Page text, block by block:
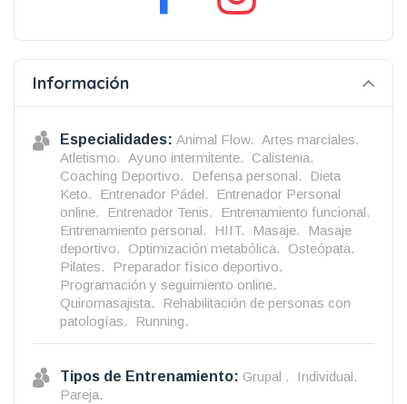
Información
Especialidades: Animal Flow. Artes marciales.
Atletismo. Ayuno intermitente.
Calistenia.
Coaching Deportivo.
Defensa personal.
Dieta
Keto.
Entrenador Pádel.
Entrenador Personal
online.
Entrenador Tenis.
Entrenamiento funcional.
Entrenamiento personal.
HIIT. Masaje.
Masaje
deportivo.
Optimización metabólica.
Osteópata.
Pilates.
Preparador físico deportivo.
Programación y seguimiento online.
Quiromasajista.
Rehabilitación de personas con
patologías.
Running.
Tipos de Entrenamiento: Grupal .
Individual.
Pareja.